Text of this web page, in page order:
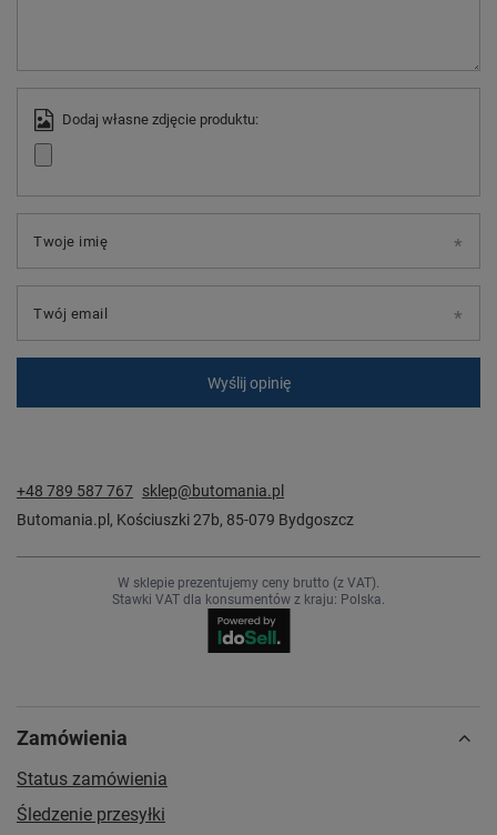
Dodaj własne zdjęcie produktu:
Twoje imię
Twój email
Wyślij opinię
+48 789 587 767 sklep@butomania.pl
Butomania.pl , Kościuszki 27b, 85-079 Bydgoszcz
W sklepie prezentujemy ceny brutto (z VAT).
Stawki VAT dla konsumentów z kraju: Polska.
Zamówienia
Status zamówienia
Śledzenie przesyłki